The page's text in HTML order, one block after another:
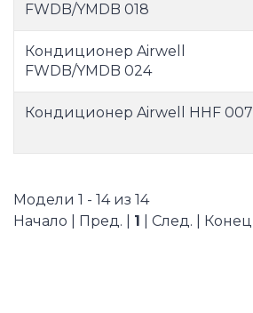
FWDB/YMDB 018
Кондиционер Airwell
FWDB/YMDB 024
Кондиционер Airwell HHF 007
Модели 1 - 14 из 14
Начало | Пред. | 1 | След. | Конец